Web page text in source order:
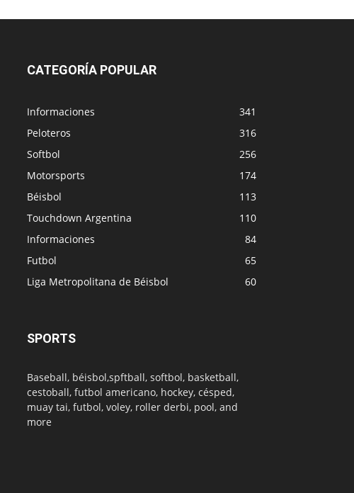
CATEGORÍA POPULAR
Informaciones
341
Peloteros
316
Softbol
256
Motorsports
174
Béisbol
113
Touchdown Argentina
110
Informaciones
84
Futbol
65
Liga Metropolitana de Béisbol
60
SPORTS
Baseball, béisbol,spftball, softbol, basketball,
cestoball, futbol americano, hockey, césped,
muay tai, futbol, voley, roller derbi, pool, and
more